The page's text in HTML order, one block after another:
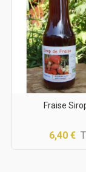
Fraise
6,40 €